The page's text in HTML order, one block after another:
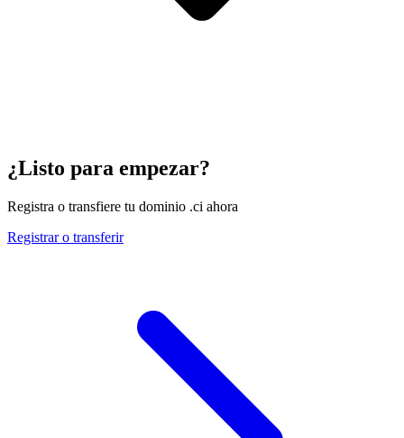
¿Listo para empezar?
Registra o transfiere tu dominio .ci ahora
Registrar o transferir